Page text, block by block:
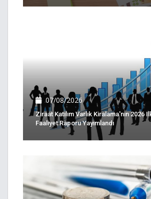
07/08/2026
Ziraat Katılım Varlık Kiralama'nın 2026
Faaliyet Raporu Yayımlandı